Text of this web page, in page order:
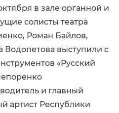
в зале органной и
солисты театра
Роман Байлов,
Водопетова выступили с
«Русский
и главный
артист Республики